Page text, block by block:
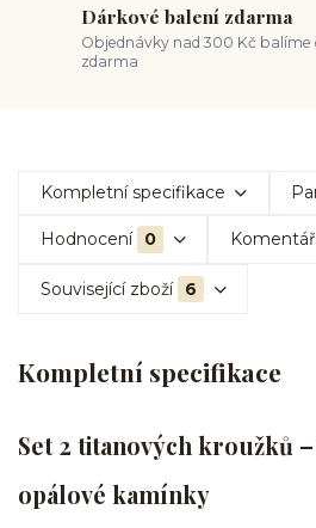
Dárkové balení zdarma
Objednávky nad 300 Kč
zdarma
Kompletní specifikace
Hodnocení 0
Související zboží 6
Kompletní specifikace
Set 2 titanových kroužků
opálové kamínky